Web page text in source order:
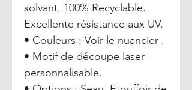
solvant. 100% Recyclable.
Excellente résistance aux UV.
• Couleurs : Voir le nuancier .
• Motif de découpe laser
personnalisable.